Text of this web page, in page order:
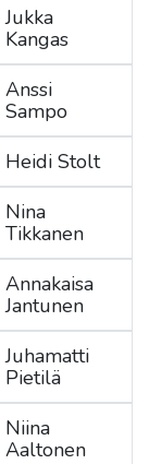
Jukka
Kangas
Anssi
Sampo
Heidi Stolt
Nina
Tikkanen
Annakaisa
Jantunen
Juhamatti
Pietilä
Niina
Aaltonen